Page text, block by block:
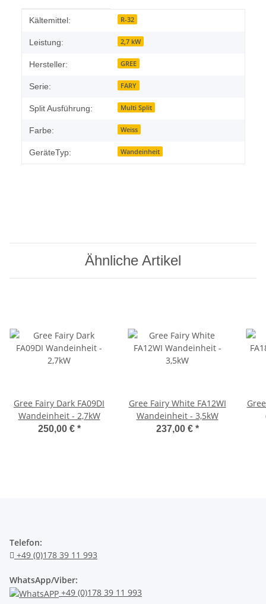
Produkteigenschaft
Wert
Kältemittel: R-32
Leistung: 2,7 kW
Hersteller: GREE
Serie: FARY
Split Ausführung: Multi Split
Farbe: Weiss
GeräteTyp: Wandeinheit
Ähnliche Artikel
Gree Fairy Dark FA09DI
Wandeinheit - 2,7kW
250,00 € *
Gree Fairy White FA12WI
Wandeinheit - 3,5kW
237,00 € *
Telefon:
+49 (0)178 39 11 993
WhatsApp/Viber:
+49 (0)178 39 11 993